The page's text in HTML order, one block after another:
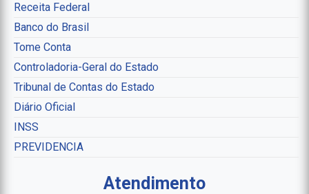
Receita Federal
Banco do Brasil
Tome Conta
Controladoria-Geral do Estado
Tribunal de Contas do Estado
Diário Oficial
INSS
PREVIDENCIA
Atendimento